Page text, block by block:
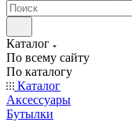
Каталог
По всему сайту
По каталогу
Каталог
Аксессуары
Бутылки